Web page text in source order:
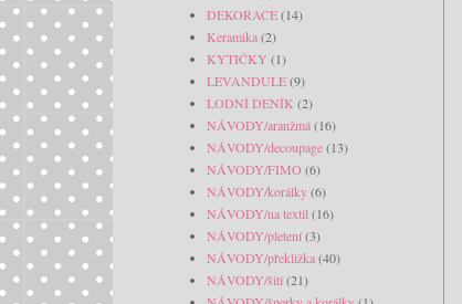
DEKORACE(14)
Keramika(2)
KYTIČKY (1)
LEVANDULE(9)
LODNÍ DENÍK (2)
NÁVODY/aranžmá(16)
NÁVODY/decoupage(13)
NÁVODY/FIMO (6)
NÁVODY/korálky(6)
NÁVODY/na textil (16)
NÁVODY/pletení(3)
NÁVODY/překližka(40)
NÁVODY/šití(21)